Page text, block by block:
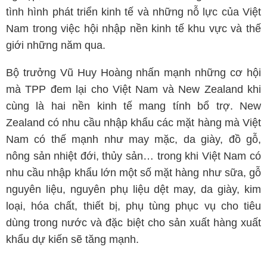
tình hình phát triển kinh tế và những nỗ lực của Việt
Nam trong việc hội nhập nền kinh tế khu vực và thế
giới những năm qua.
Bộ trưởng Vũ Huy Hoàng nhấn mạnh những cơ hội
mà TPP đem lại cho Việt Nam và New Zealand khi
cùng là hai nền kinh tế mang tính bổ trợ. New
Zealand có nhu cầu nhập khẩu các mặt hàng mà Việt
Nam có thế mạnh như may mặc, da giày, đồ gỗ,
nông sản nhiệt đới, thủy sản… trong khi Việt Nam có
nhu cầu nhập khẩu lớn một số mặt hàng như sữa, gỗ
nguyên liệu, nguyên phụ liệu dệt may, da giày, kim
loại, hóa chất, thiết bị, phụ tùng phục vụ cho tiêu
dùng trong nước và đặc biệt cho sản xuất hàng xuất
khẩu dự kiến sẽ tăng mạnh.